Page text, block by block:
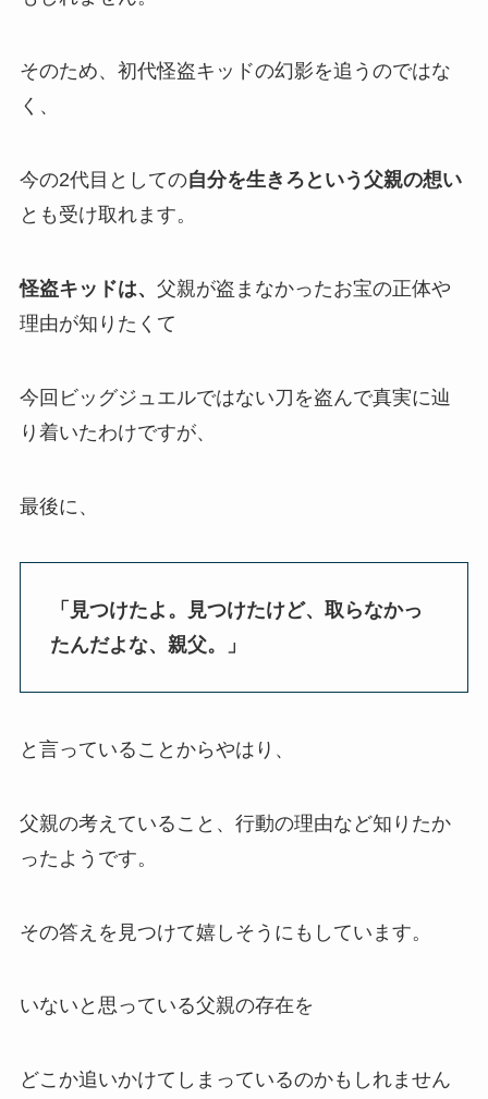
そのため、初代怪盗キッドの幻影を追うのではな
く、
今の2代目としての自分を生きろという父親の想い
とも受け取れます。
怪盗キッドは、 父親が盗まなかったお宝の正体や
理由が知りたくて
今回ビッグジュエルではない刀を盗んで真実に辿
り着いたわけですが、
最後に、
「見つけたよ。見つけたけど、取らなかっ
たんだよな、親父。」
と言っていることからやはり、
父親の考えていること、行動の理由など知りたか
ったようです。
その答えを見つけて嬉しそうにもしています。
いないと思っている父親の存在を
どこか追いかけてしまっているのかもしれません